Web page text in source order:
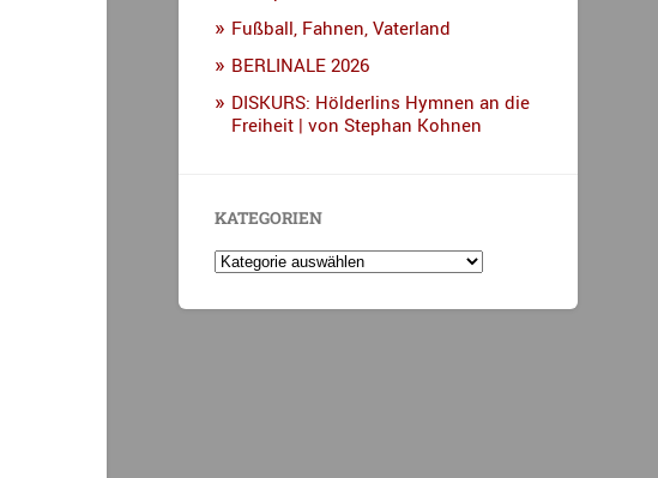
Fußball, Fahnen, Vaterland
BERLINALE 2026
DISKURS: Hölderlins Hymnen an die
Freiheit | von Stephan Kohnen
KATEGORIEN